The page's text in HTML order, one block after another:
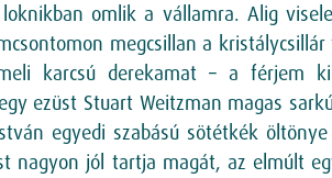
omlik a vállamra. Alig
megcsillan a
karcsú derekamat – a férjem
ezüst Stuart Weitzman magas
egyedi szabású sötétkék
nagyon jól tartja magát, az elmúlt